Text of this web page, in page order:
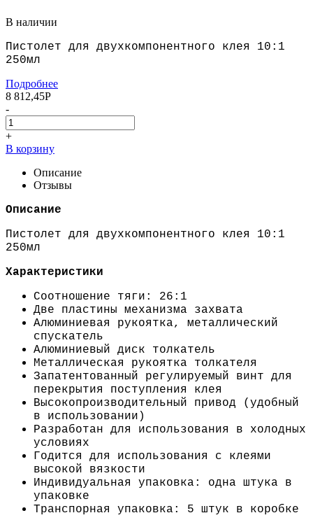
В наличии
Пистолет для двухкомпонентного клея 10:1
250мл
Подробнее
8 812,45Р
-
+
В корзину
Описание
Отзывы
Описание
Пистолет для двухкомпонентного клея 10:1
250мл
Характеристики
Соотношение тяги: 26:1
Две пластины механизма захвата
Алюминиевая рукоятка, металлический
спускатель
Алюминиевый диск толкатель
Металлическая рукоятка толкателя
Запатентованный регулируемый винт для
перекрытия поступления клея
Высокопроизводительный привод (удобный
в использовании)
Разработан для использования в холодных
условиях
Годится для использования с клеями
высокой вязкости
Индивидуальная упаковка: одна штука в
упаковке
Транспорная упаковка: 5 штук в коробке